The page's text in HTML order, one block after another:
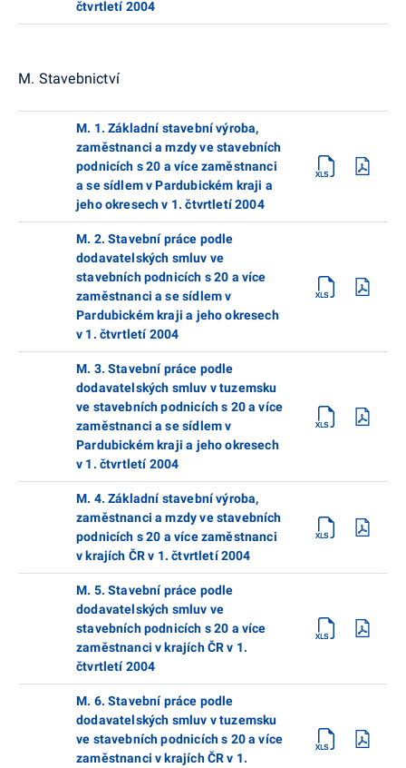
čtvrtletí 2004
M. Stavebnictví
M. 1. Základní stavební výroba,
zaměstnanci a mzdy ve stavebních
podnicích s 20 a více zaměstnanci
a se sídlem v Pardubickém kraji a
jeho okresech v 1. čtvrtletí 2004
M. 2. Stavební práce podle
dodavatelských smluv ve
stavebních podnicích s 20 a více
zaměstnanci a se sídlem v
Pardubickém kraji a jeho okresech
v 1. čtvrtletí 2004
M. 3. Stavební práce podle
dodavatelských smluv v tuzemsku
ve stavebních podnicích s 20 a více
zaměstnanci a se sídlem v
Pardubickém kraji a jeho okresech
v 1. čtvrtletí 2004
M. 4. Základní stavební výroba,
zaměstnanci a mzdy ve stavebních
podnicích s 20 a více zaměstnanci
v krajích ČR v 1. čtvrtletí 2004
M. 5. Stavební práce podle
dodavatelských smluv ve
stavebních podnicích s 20 a více
zaměstnanci v krajích ČR v 1.
čtvrtletí 2004
M. 6. Stavební práce podle
dodavatelských smluv v tuzemsku
ve stavebních podnicích s 20 a více
zaměstnanci v krajích ČR v 1.